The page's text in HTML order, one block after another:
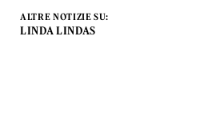
ALTRE NOTIZIE SU:
LINDA LINDAS